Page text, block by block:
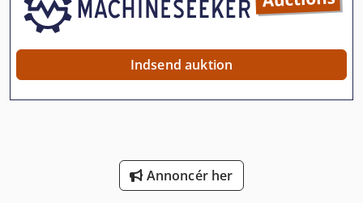
Kile Er Kniv-Aksel
Knc 8
Indsend auktion
Annoncér her